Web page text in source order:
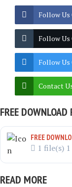
Follow Us
Follow
Follow Us
Contact
FREE
FREE
1 file(s)
READ MORE